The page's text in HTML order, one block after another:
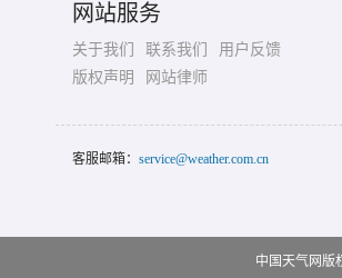
网站服务
关于我们 联系我们
用户反馈
版权声明
网站律师
客服邮箱： service@weather.com.cn
中国天气网